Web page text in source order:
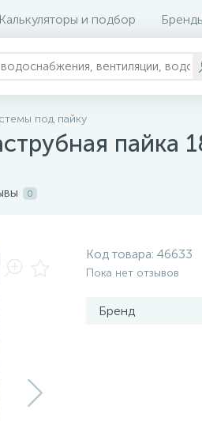
Калькуляторы и подбор
под пайку
пайка
0
Код товара: 46633
Пока нет отзывов
Бренд